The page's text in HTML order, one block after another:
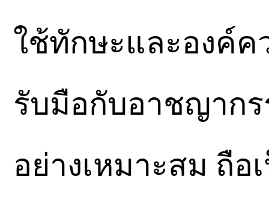
ใช้ทักษะและองค์ค
รับมือกับอาชญาก
อย่างเหมาะสม ถื